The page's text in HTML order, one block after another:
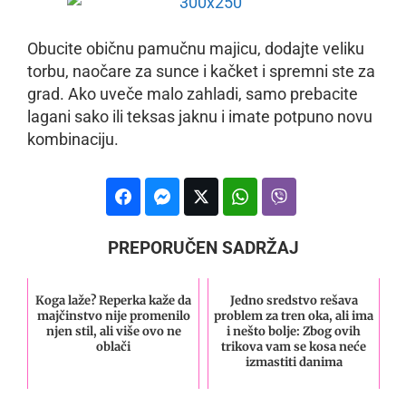
Obucite običnu pamučnu majicu, dodajte veliku
torbu, naočare za sunce i kačket i spremni ste za
grad. Ako uveče malo zahladi, samo prebacite
lagani sako ili teksas jaknu i imate potpuno novu
kombinaciju.
PREPORUČEN SADRŽAJ
Koga laže? Reperka kaže da
majčinstvo nije promenilo
njen stil, ali više ovo ne
oblači
Jedno sredstvo rešava
problem za tren oka, ali ima
i nešto bolje: Zbog ovih
trikova vam se kosa neće
izmastiti danima